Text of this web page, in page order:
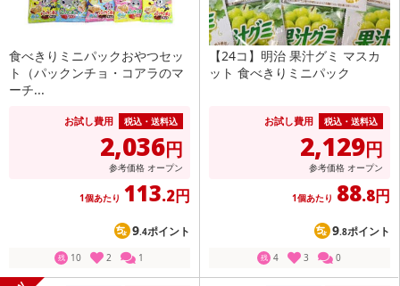
食べきりミニパックおやつセッ
ト（パックンチョ・コアラのマ
ーチ...
お試し費用 税込・送料込
2,036円
参考価格 オープン
1個あたり 113.2円
9.4ポイント
残 10 2 1
【24コ】明治 果汁グミ マスカ
ット 食べきりミニパック
お試し費用 税込・送料込
2,129円
参考価格 オープン
1個あたり 88.8円
9.8ポイント
残 4 3 0